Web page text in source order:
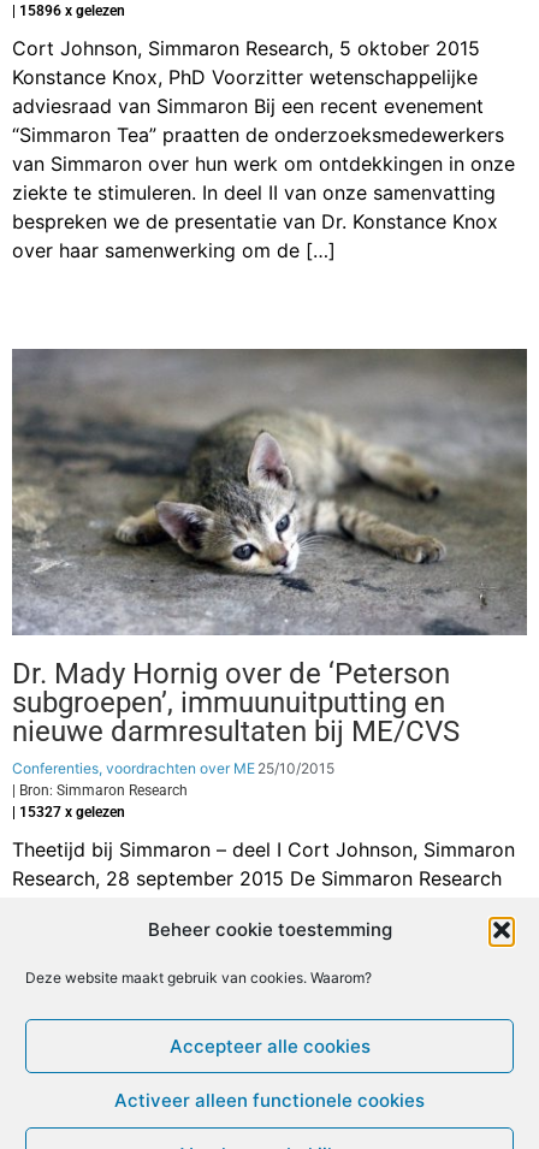
Beheer cookie toestemming
Deze website maakt gebruik van cookies. Waarom?
Accepteer alle cookies
Activeer alleen functionele cookies
| 15896 x gelezen
Cort Johnson, Simmaron Research, 5 oktober 2015
Konstance Knox, PhD Voorzitter wetenschappelijke
adviesraad van Simmaron Bij een recent evenement
“Simmaron Tea” praatten de onderzoeksmedewerkers
van Simmaron over hun werk om ontdekkingen in onze
ziekte te stimuleren. In deel II van onze samenvatting
bespreken we de presentatie van Dr. Konstance Knox
over haar samenwerking om de […]
Dr. Mady Hornig over de ‘Peterson
subgroepen’, immuunuitputting en
nieuwe darmresultaten bij ME/CVS
Conferenties, voordrachten over ME 25/10/2015
| Bron: Simmaron Research
| 15327 x gelezen
Theetijd bij Simmaron – deel I Cort Johnson, Simmaron
Research, 28 september 2015 De Simmaron Research
te definiëren. Bij een recent evenement dat “A Simmaron
patiënten over hun recente werk om ontdekkingen in
onze ziekte op gang te brengen. Deel 1 van […]
Vorige 1 … 6 7 8 Volgende